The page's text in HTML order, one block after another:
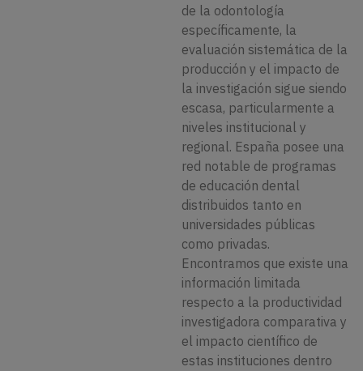
de la odontología
específicamente, la
evaluación sistemática de la
producción y el impacto de
la investigación sigue siendo
escasa, particularmente a
niveles institucional y
regional. España posee una
red notable de programas
de educación dental
distribuidos tanto en
universidades públicas
como privadas.
Encontramos que existe una
información limitada
respecto a la productividad
investigadora comparativa y
el impacto científico de
estas instituciones dentro